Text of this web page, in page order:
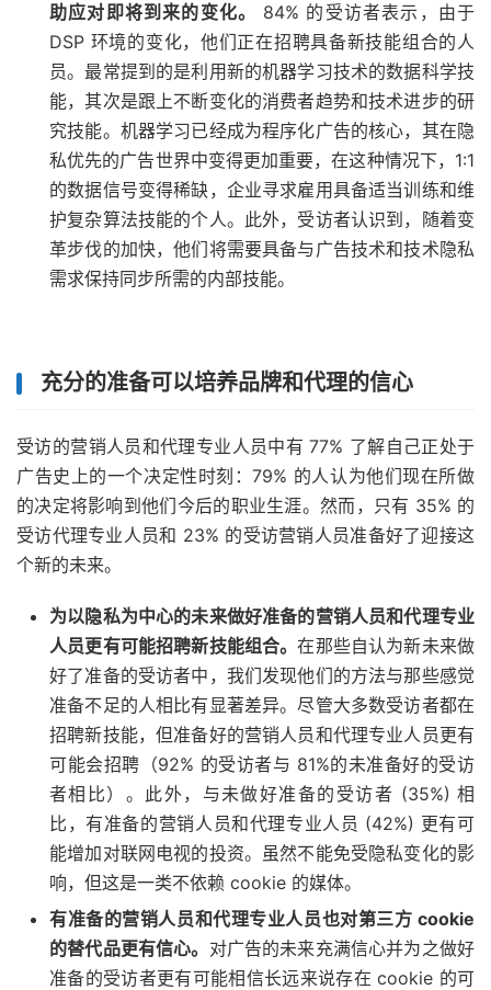
助应对即将到来的变化。
84% 的受访者表示，由于
DSP 环境的变化，他们正在招聘具备新技能组合的人
员。最常提到的是利用新的机器学习技术的数据科学技
能，其次是跟上不断变化的消费者趋势和技术进步的研
究技能。机器学习已经成为程序化广告的核心，其在隐
私优先的广告世界中变得更加重要，在这种情况下，1:1
的数据信号变得稀缺，企业寻求雇用具备适当训练和维
护复杂算法技能的个人。此外，受访者认识到，随着变
革步伐的加快，他们将需要具备与广告技术和技术隐私
需求保持同步所需的内部技能。
充分的准备可以培养品牌和代理的信心
受访的营销人员和代理专业人员中有 77% 了解自己正处于
广告史上的一个决定性时刻：79% 的人认为他们现在所做
的决定将影响到他们今后的职业生涯。然而，只有 35% 的
受访代理专业人员和 23% 的受访营销人员准备好了迎接这
个新的未来。
为以隐私为中心的未来做好准备的营销人员和代理专业
人员更有可能招聘新技能组合。在那些自认为新未来做
好了准备的受访者中，我们发现他们的方法与那些感觉
准备不足的人相比有显著差异。尽管大多数受访者都在
招聘新技能，但准备好的营销人员和代理专业人员更有
可能会招聘（92% 的受访者与 81%的未准备好的受访
者相比）。此外，与未做好准备的受访者 (35%) 相
比，有准备的营销人员和代理专业人员 (42%) 更有可
能增加对联网电视的投资。虽然不能免受隐私变化的影
响，但这是一类不依赖 cookie 的媒体。
有准备的营销人员和代理专业人员也对第三方 cookie
的替代品更有信心。 对广告的未来充满信心并为之做好
准备的受访者更有可能相信长远来说存在 cookie 的可